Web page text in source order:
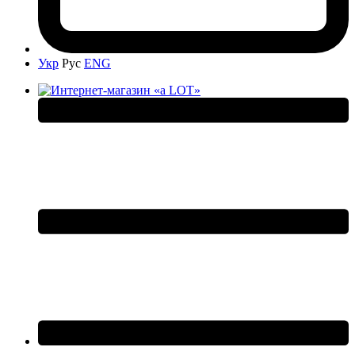
Укр Рус ENG